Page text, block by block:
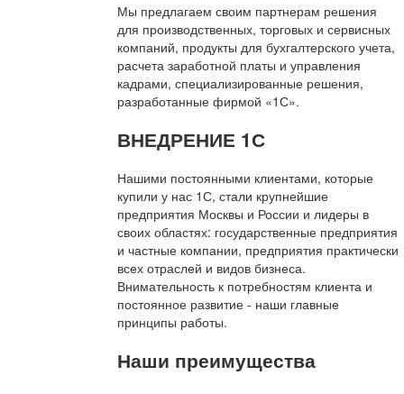
Мы предлагаем своим партнерам решения
для производственных, торговых и сервисных
компаний, продукты для бухгалтерского учета,
расчета заработной платы и управления
кадрами, специализированные решения,
разработанные фирмой «1С».
ВНЕДРЕНИЕ 1С
Нашими постоянными клиентами, которые
купили у нас 1С, стали крупнейшие
предприятия Москвы и России и лидеры в
своих областях: государственные предприятия
и частные компании, предприятия практически
всех отраслей и видов бизнеса.
Внимательность к потребностям клиента и
постоянное развитие - наши главные
принципы работы.
Наши преимущества